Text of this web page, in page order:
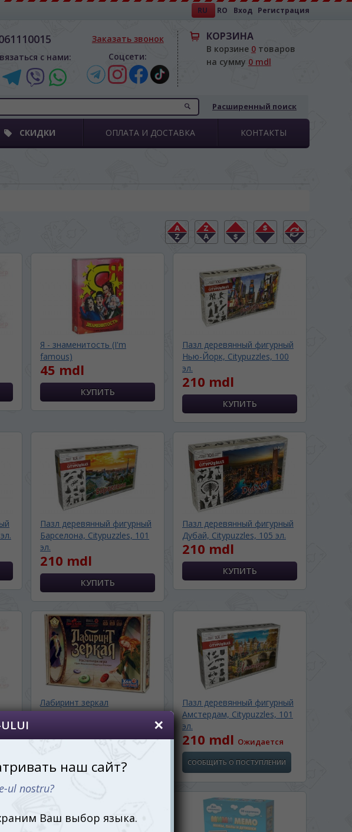
RU RO Вход Регистрация
с нами:
Заказать звонок
Соцсети:
КОРЗИНА
В корзине 0товаров
на сумму 0 mdl
Расширенный поиск
СКИДКИ ОПЛАТА И ДОСТАВКА КОНТАКТЫ
Я - знаменитость (I'm
famous)
45 mdl
Пазл деревянный фигурный
Нью-Йорк, Citypuzzles, 100
эл.
210 mdl
Пазл деревянный фигурный
Барселона, Citypuzzles, 101
эл.
210 mdl
Пазл деревянный фигурный
Дубай, Citypuzzles, 105 эл.
210 mdl
Лабиринт зеркал
Пазл деревянный фигурный
Амстердам, Citypuzzles, 101
эл.
210 mdl Ожидается
СООБЩИТЬ О ПОСТУПЛЕНИИ